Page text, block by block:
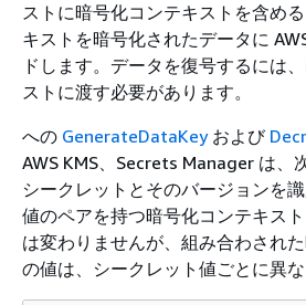
ストに暗号化コンテキストを含め
キストを暗号化されたデータに
ドします。データを復号するには
ストに渡す必要があります。
への GenerateDataKeyおよび
AWS KMS、Secrets Manager は、
シークレットとそのバージョンを
値のペアを持つ暗号化コンテキス
は変わりませんが、組み合わされ
の値は、シークレット値ごとに異な